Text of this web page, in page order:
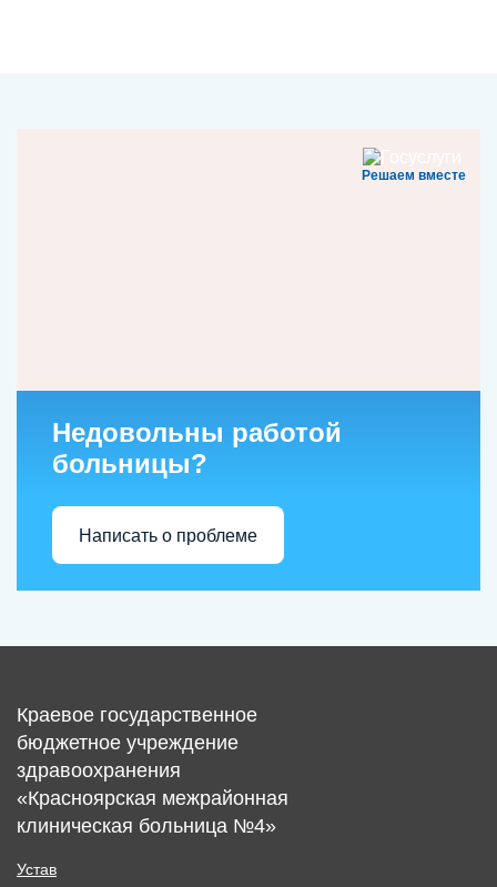
Решаем вместе
Недовольны работой
больницы?
Написать о проблеме
Краевое государственное
бюджетное учреждение
здравоохранения
«Красноярская межрайонная
клиническая больница №4»
Устав